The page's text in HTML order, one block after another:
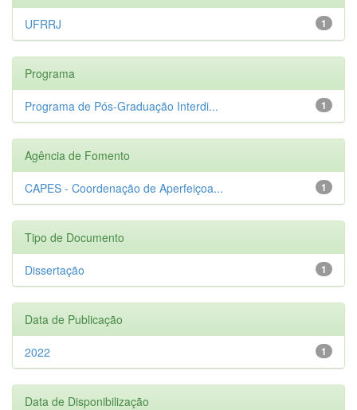
1
UFRRJ
Programa
1
Programa de Pós-Graduação Interdi...
Agência de Fomento
1
CAPES - Coordenação de Aperfeiçoa...
Tipo de Documento
1
Dissertação
Data de Publicação
1
2022
Data de Disponibilização